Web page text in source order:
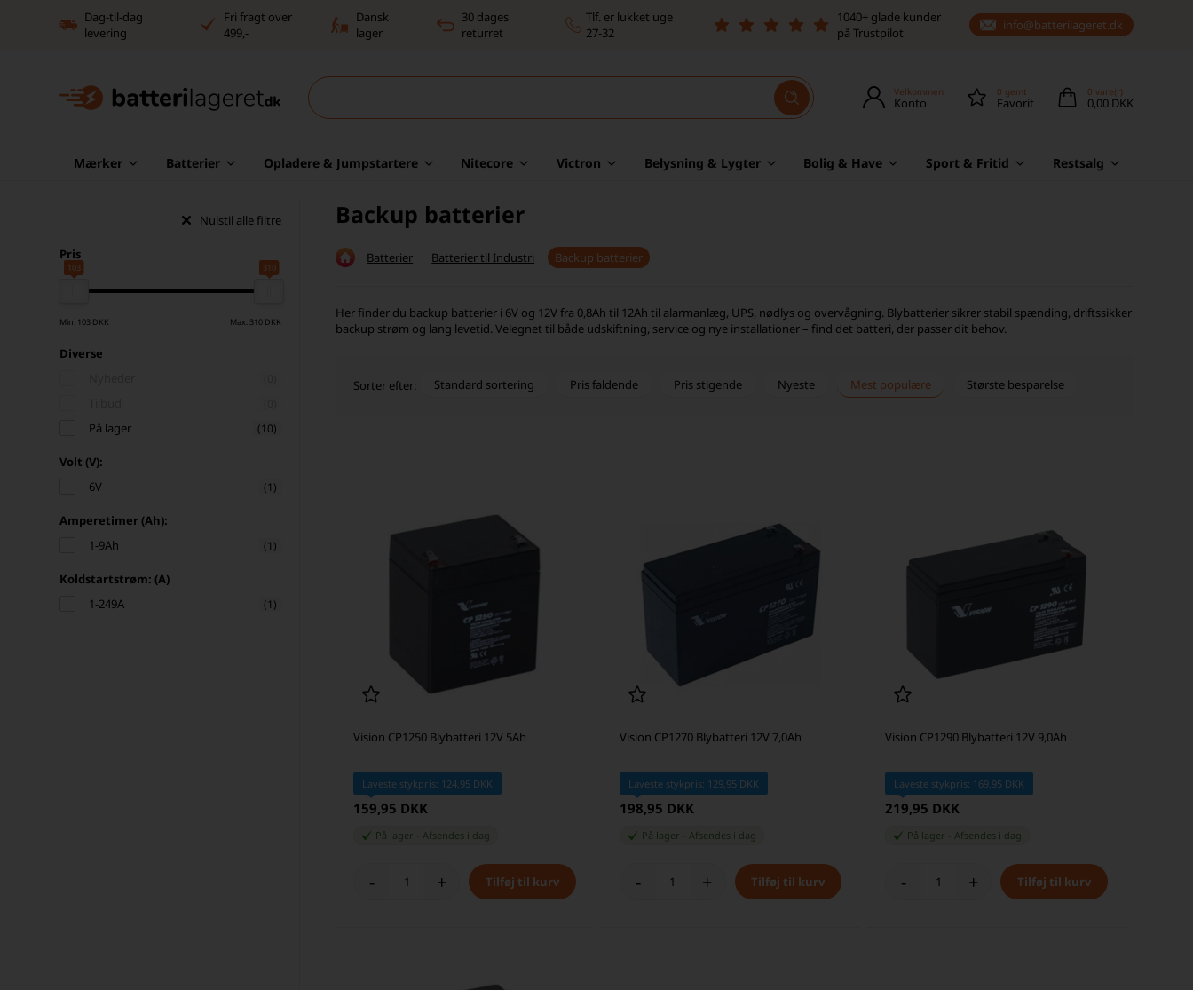
Dag-til-dag
levering
Fri fragt over
499,-
Dansk
lager
30 dages
returret
Tlf. er lukket uge
27-32
1040+ glade kunder
på Trustpilot
info@batterilageret.dk
Velkommen
Konto
0 gemt
Favorit
0 vare(r)
0,00 DKK
Mærker Batterier Opladere & Jumpstartere Nitecore Victron Belysning & Lygter Bolig & Have Sport & Fritid Restsalg
Nulstil alle filtre
Pris
103 310
Min: 103 DKK Max: 310 DKK
Diverse
På lager (10)
Volt (V):
6V
(1)
Amperetimer (Ah):
1-9Ah
(1)
Koldstartstrøm: (A)
1-249A
(1)
Backup batterier
Batterier Batterier til Industri Backup batterier
Her finder du backup batterier i 6V og 12V fra 0,8Ah til 12Ah til alarmanlæg, UPS, nødlys og overvågning. Blybatterier sikrer stabil spænding, driftssikker
backup strøm og lang levetid. Velegnet til både udskiftning, service og nye installationer – find det batteri, der passer dit behov.
Sorter efter: Standard sortering Pris faldende Pris stigende Nyeste Mest populære Største besparelse
Vision CP1250 Blybatteri 12V 5Ah
Laveste stykpris: 124,95 DKK
159,95 DKK
På lager -Afsendes i dag
- +
Vision CP1270 Blybatteri 12V 7,0Ah
Laveste stykpris: 129,95 DKK
198,95 DKK
På lager Afsendes i dag
- +
Vision CP1290 Blybatteri 12V 9,0Ah
Laveste stykpris: 169,95 DKK
219,95 DKK
På lager -Afsendes i dag
- +